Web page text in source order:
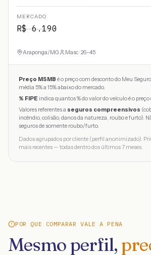
MERCADO
R$6.190
Araponga/MG Masc · 26-45
Preço MSMB é o preço com desconto do Meu
média 5% a 15% abaixo do mercado.
% FIPE indica quantos % do valor do veículo é o preço
Valores referentes a seguros compreensivos
incêndio, colisão, danos da natureza, roubo e furto).
seguros de somente roubo/furto.
Dados agrupados por cliente (perfil anonimizado).
mais recentes — todas dentro dos últimos 7 meses.
POR QUE COMPARAR VALE A PENA
Mesmo perfil,